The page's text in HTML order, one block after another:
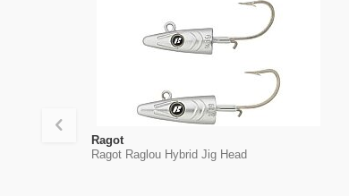
Ragot
Ragot Raglou Hybrid Jig Head